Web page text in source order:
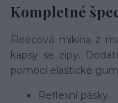
Kompletné
Fleecová mikina z
kapsy se zipy.
pomocí elastické
Reflexní pásky.